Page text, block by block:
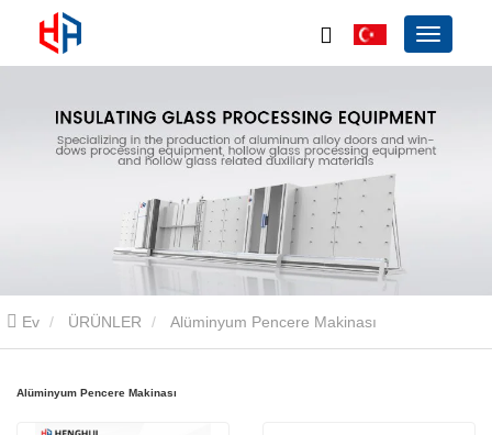
Ev ÜRÜNLER Alüminyum Pencere Makinası
Alüminyum Pencere Makinası